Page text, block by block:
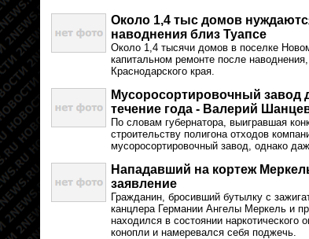
Около 1,4 тыс домов
наводнения близ Туапсе
Около 1,4 тысячи домов в поселке
капитальном ремонте после
Краснодарского края.
Мусоросортировочный завод
течение года - Валерий
По словам губернатора, выигравшая
строительству полигона отходов
мусоросортировочный завод, однако
Нападавший на кортеж
заявление
Гражданин, бросивший бутылку с
канцлера Германии Ангелы Меркель и
находился в состоянии наркотического
конопли и намеревался себя поджечь.